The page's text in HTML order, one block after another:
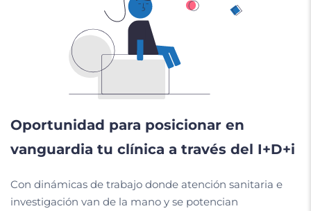
Oportunidad para posicionar en
vanguardia tu clínica a través del I+D+i
Con dinámicas de trabajo donde atención sanitaria e
investigación van de la mano y se potencian